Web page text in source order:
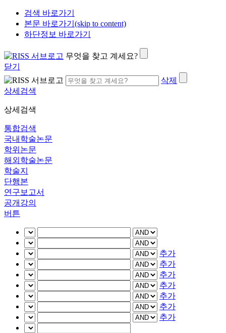
검색 바로가기
본문 바로가기(skip to content)
하단정보 바로가기
무엇을 찾고 계세요?
닫기
삭제
상세검색
상세검색
통합검색
국내학술논문
학위논문
해외학술논문
학술지
단행본
연구보고서
공개강의
버튼
추가
추가
추가
추가
추가
추가
추가